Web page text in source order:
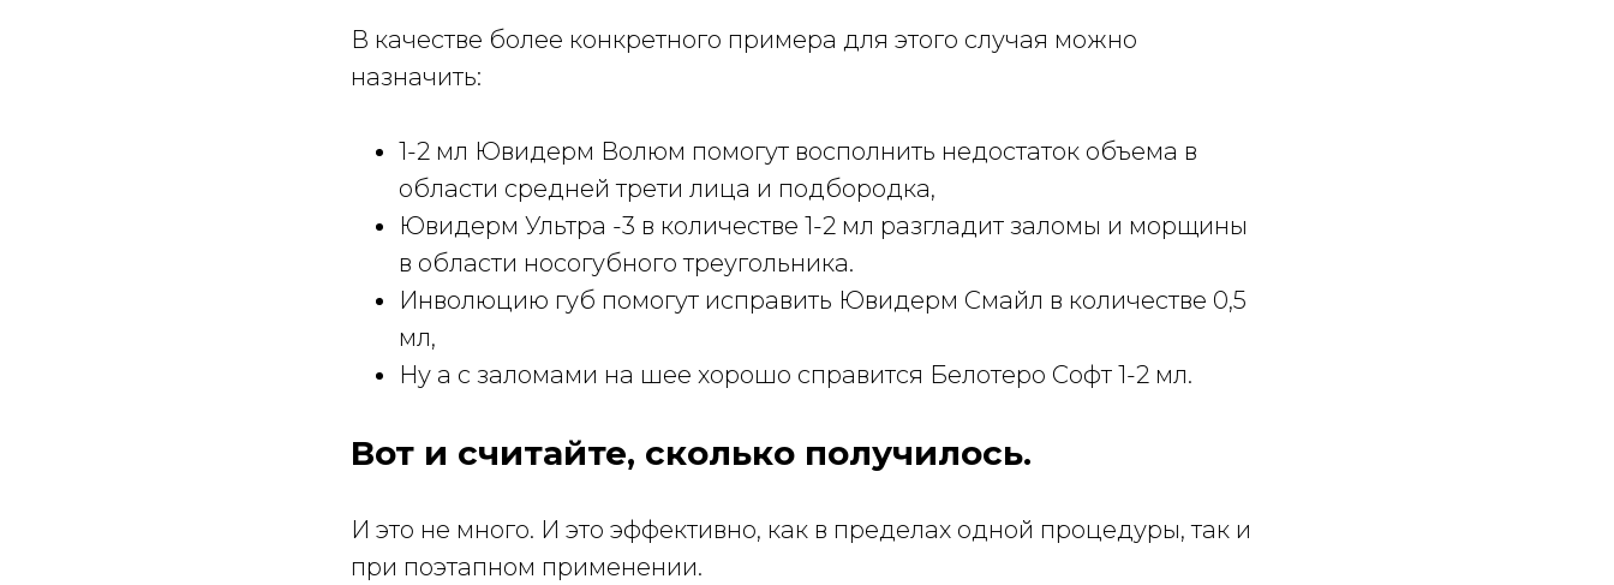
В качестве более конкретного примера для этого случая можно
назначить:
1-2 мл Ювидерм Волюм помогут восполнить недостаток объема в
области средней трети лица и подбородка,
Ювидерм Ультра -3 в количестве 1-2 мл разгладит заломы и морщины
в области носогубного треугольника.
Инволюцию губ помогут исправить Ювидерм Смайл в количестве 0,5
мл,
Ну а с заломами на шее хорошо справится Белотеро Софт 1-2 мл.
Вот и считайте, сколько получилось.
И это не много. И это эффективно, как в пределах одной процедуры, так и
при поэтапном применении.